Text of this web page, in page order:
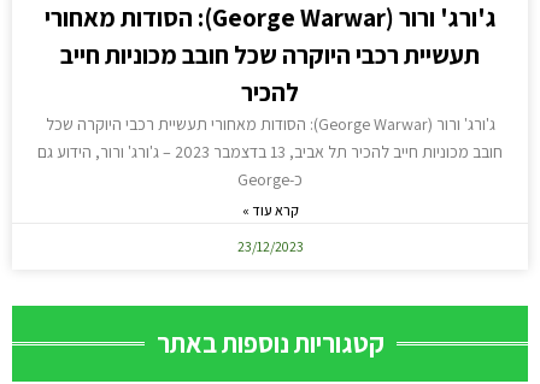
ג'ורג' ורור (George Warwar): הסודות מאחורי
תעשיית רכבי היוקרה שכל חובב מכוניות חייב
להכיר
ג'ורג' ורור (George Warwar): הסודות מאחורי תעשיית רכבי היוקרה שכל
חובב מכוניות חייב להכיר תל אביב, 13 בדצמבר 2023 – ג'ורג' ורור, הידוע גם
כ-George
קרא עוד »
23/12/2023
קטגוריות נוספות באתר